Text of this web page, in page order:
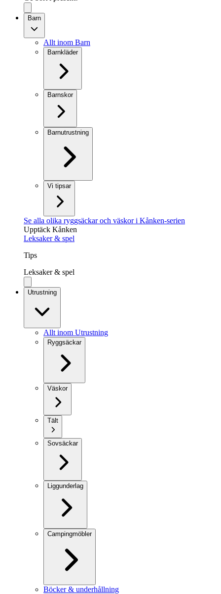
Barn
Allt inom Barn
Barnkläder
Barnskor
Barnutrustning
Vi tipsar
Se alla olika ryggsäckar och väskor i Kånken-serien
Upptäck Kånken
Leksaker & spel
Tips
Leksaker & spel
Utrustning
Allt inom Utrustning
Ryggsäckar
Väskor
Tält
Sovsäckar
Liggunderlag
Campingmöbler
Böcker & underhållning